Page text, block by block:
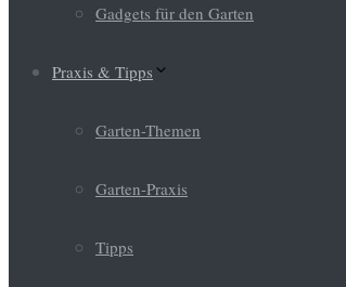
Gadgets für den Garten
Praxis & Tipps
Garten-Themen
Garten-Praxis
Tipps